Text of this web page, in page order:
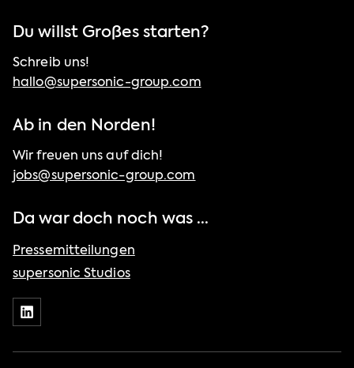
Du willst Großes starten?
Schreib uns!
hallo@supersonic-group.com
Ab in den Norden!
Wir freuen uns auf dich!
jobs@supersonic-group.com
Da war doch noch was ...
Pressemitteilungen
supersonic Studios